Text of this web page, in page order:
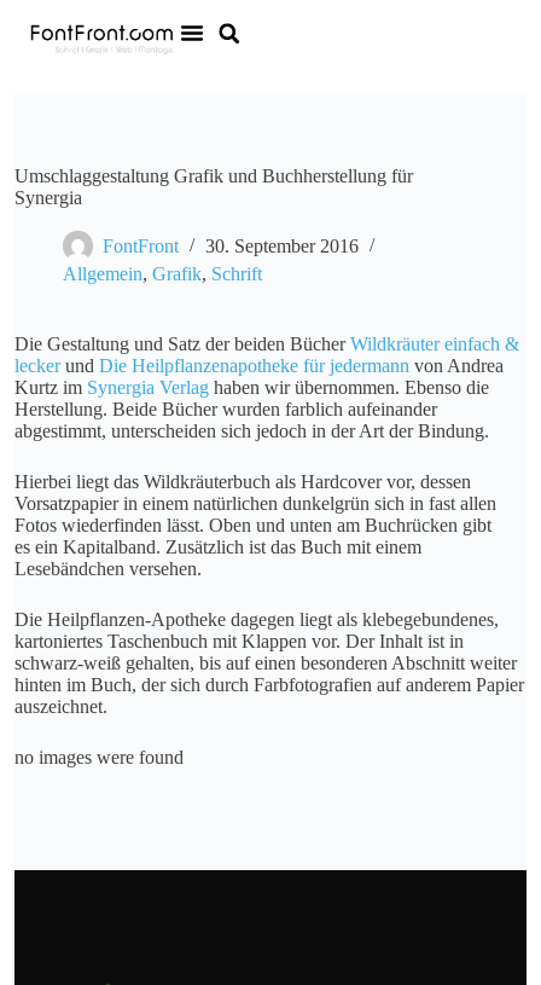
Umschlaggestaltung Grafik und Buchherstellung für
Synergia
FontFront
30. September 2016
Allgemein, Grafik, Schrift
Die Gestaltung und Satz der beiden BücherWildkräuter einfach &
leckerund Die Heilpflanzenapotheke für jedermann von Andrea
Kurtz im Synergia Verlag haben wir übernommen. Ebenso die
Herstellung. Beide Bücher wurden farblich aufeinander
abgestimmt, unterscheiden sich jedoch in der Art der Bindung.
Hierbei liegt das Wildkräuterbuch als Hardcover vor, dessen
Vorsatzpapier in einem natürlichen dunkelgrün sich in fast allen
Fotos wiederfinden lässt. Oben und unten am Buchrücken gibt
es ein Kapitalband. Zusätzlich ist das Buch mit einem
Lesebändchen versehen.
Die Heilpflanzen-Apotheke dagegen liegt als klebegebundenes,
kartoniertes Taschenbuch mit Klappen vor. Der Inhalt ist in
schwarz-weiß gehalten, bis auf einen besonderen Abschnitt weiter
hinten im Buch, der sich durch Farbfotografien auf anderem Papier
auszeichnet.
no images were found